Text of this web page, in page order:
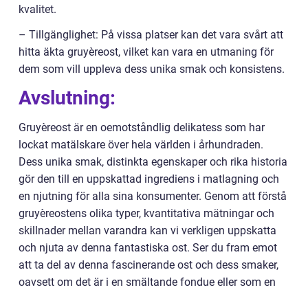
kvalitet.
– Tillgänglighet: På vissa platser kan det vara svårt att
hitta äkta gruyèreost, vilket kan vara en utmaning för
dem som vill uppleva dess unika smak och konsistens.
Avslutning:
Gruyèreost är en oemotståndlig delikatess som har
lockat matälskare över hela världen i århundraden.
Dess unika smak, distinkta egenskaper och rika historia
gör den till en uppskattad ingrediens i matlagning och
en njutning för alla sina konsumenter. Genom att förstå
gruyèreostens olika typer, kvantitativa mätningar och
skillnader mellan varandra kan vi verkligen uppskatta
och njuta av denna fantastiska ost. Ser du fram emot
att ta del av denna fascinerande ost och dess smaker,
oavsett om det är i en smältande fondue eller som en